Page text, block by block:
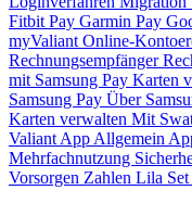
Fitbit Pay Garmin Pay
myValiant Online-
Rechnungsempfänger
mit Samsung Pay Karten
Samsung Pay Über
Karten verwalten Mit
Valiant App Allgemein
Mehrfachnutzung
Vorsorgen Zahlen Lila Set